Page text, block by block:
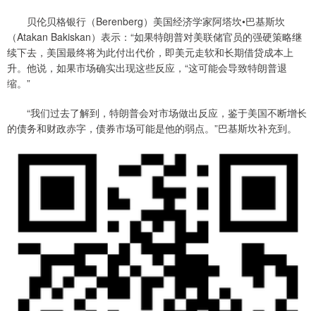
贝伦贝格银行（Berenberg）美国经济学家阿塔坎•巴基斯坎
（Atakan Bakiskan）表示：“如果特朗普对美联储官员的强硬策略继
续下去，美国最终将为此付出代价，即美元走软和长期借贷成本上
升。他说，如果市场确实出现这些反应，“这可能会导致特朗普退
缩。”
“我们过去了解到，特朗普会对市场做出反应，鉴于美国不断增长
的债务和财政赤字，债券市场可能是他的弱点。”巴基斯坎补充到。